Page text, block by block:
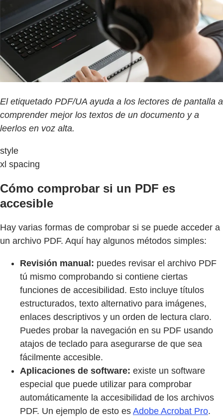
El etiquetado PDF/UA ayuda a los lectores de pantalla a
comprender mejor los textos de un documento y a
leerlos en voz alta.
style
xl spacing
Cómo comprobar si un PDF es
accesible
Hay varias formas de comprobar si se puede acceder a
un archivo PDF. Aquí hay algunos métodos simples:
Revisión manual: puedes revisar el archivo PDF
tú mismo comprobando si contiene ciertas
funciones de accesibilidad. Esto incluye títulos
estructurados, texto alternativo para imágenes,
enlaces descriptivos y un orden de lectura claro.
Puedes probar la navegación en su PDF usando
atajos de teclado para asegurarse de que sea
fácilmente accesible.
Aplicaciones de software: existe un software
especial que puede utilizar para comprobar
automáticamente la accesibilidad de los archivos
PDF. Un ejemplo de esto es Adobe Acrobat Pro.